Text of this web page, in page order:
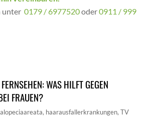
unter 0179 / 6977520oder0911 / 999
WAS HILFT GEGEN
FRAUEN?
alopeciaareata, haarausfallerkrankungen, TV